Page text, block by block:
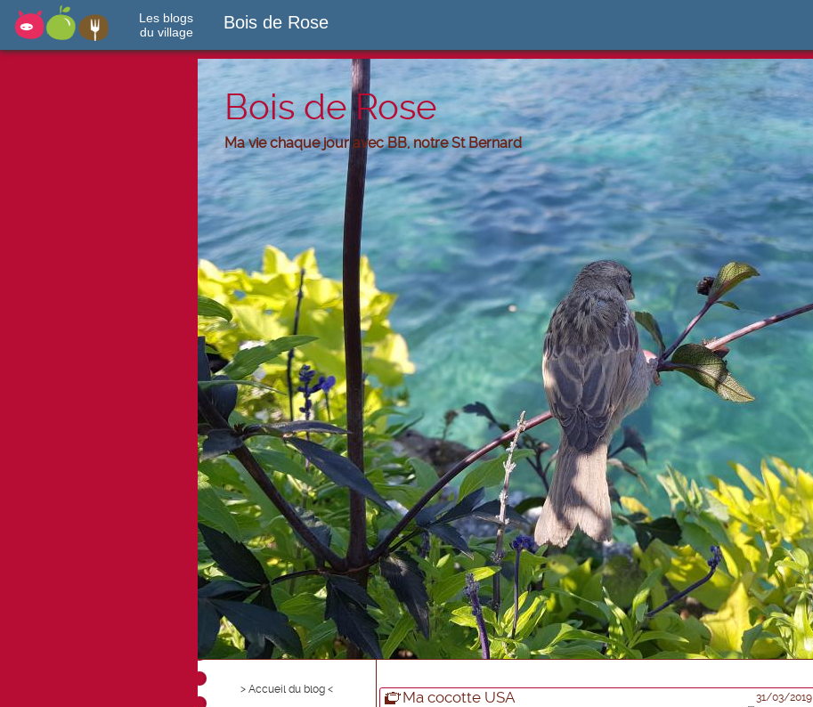
Les blogs
du village
Bois de Rose
Bois de Rose
Ma vie chaque jour avec BB, notre St Bernard
> Accueil du blog < Ma cocotte USA 31/03/2019